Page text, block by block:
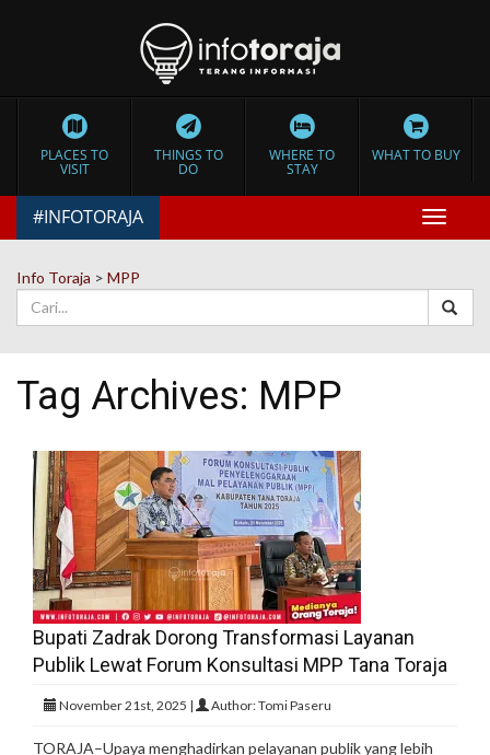
PLACES TO
VISIT
THINGS TO
DO
WHERE TO
STAY
WHAT TO BUY
Toggle
#INFOTORAJA
Info Toraja > MPP
Tag Archives: MPP
Bupati Zadrak Dorong Transformasi Layanan
Publik Lewat Forum Konsultasi MPP Tana Toraja
November 21st, 2025 | Author: Tomi Paseru
TORAJA–Upaya menghadirkan pelayanan publik yang lebih